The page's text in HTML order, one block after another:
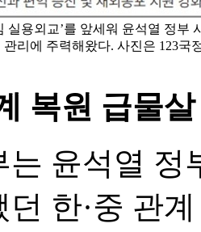
실용외교’를 앞세워 윤석열 정부
리에 주력해왔다. 사진은 123국
복원 급물살
는 윤석열 정
던 한·중 관